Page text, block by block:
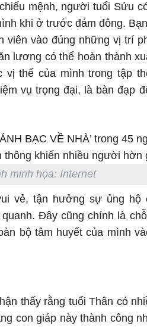
mệnh, người tuổi Sửu
khi ở trước đám đông.
viên vào đúng những vị trí
lương có thể hoàn thành
thế của mình trong tập
vụ trọng đại, là bàn đạp
minh họa: Internet
vẻ, tận hưởng sự ủng hộ
Đây cũng chính là
bộ tâm huyết của mình
thấy rằng tuổi Thân có
con giáp này thành công